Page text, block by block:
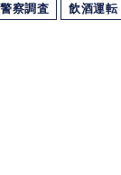
警察調査 飲酒運転